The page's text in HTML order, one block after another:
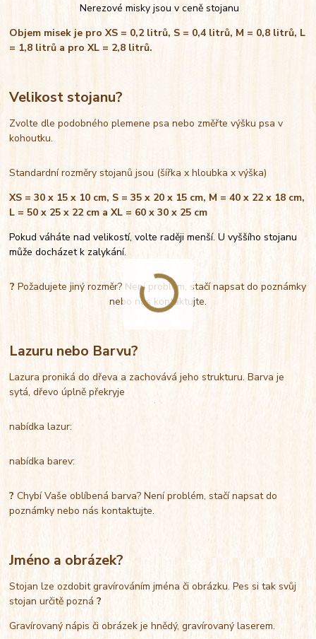
Nerezové misky jsou v ceně stojanu
Objem misek je pro XS = 0,2 litrů, S = 0,4 litrů, M = 0,8 litrů, L
= 1,8 litrů a pro XL = 2,8 litrů.
Velikost stojanu?
Zvolte dle podobného plemene psa nebo změřte výšku psa v
kohoutku.
Standardní rozměry stojanů jsou (šířka x hloubka x výška)
XS = 30 x 15 x 10 cm, S = 35 x 20 x 15 cm, M = 40 x 22 x 18 cm,
L = 50 x 25 x 22 cm a XL = 60 x 30 x 25 cm
Pokud váháte nad velikostí, volte raději menší. U vyššího stojanu
může docházet k zalykání.
? Požadujete jiný rozměr? Není problém, stačí napsat do poznámky
nebo nás kontaktujte.
Lazuru nebo Barvu?
Lazura proniká do dřeva a zachovává jeho strukturu. Barva je
sytá, dřevo úplně překryje
nabídka lazur:
nabídka barev:
?Chybí Vaše oblíbená barva? Není problém, stačí napsat do
poznámky nebo nás kontaktujte.
Jméno a obrázek?
Stojan lze ozdobit gravírováním jména či obrázku. Pes si tak svůj
stojan určitě pozná?
Gravírovaný nápis či obrázek je hnědý, gravírovaný laserem.